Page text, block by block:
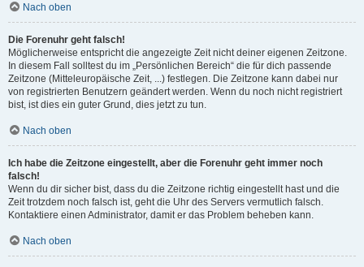
Nach oben
Die Forenuhr geht falsch!
Möglicherweise entspricht die angezeigte Zeit nicht deiner eigenen Zeitzone.
In diesem Fall solltest du im „Persönlichen Bereich“ die für dich passende
Zeitzone (Mitteleuropäische Zeit, ...) festlegen. Die Zeitzone kann dabei nur
von registrierten Benutzern geändert werden. Wenn du noch nicht registriert
bist, ist dies ein guter Grund, dies jetzt zu tun.
Nach oben
Ich habe die Zeitzone eingestellt, aber die Forenuhr geht immer noch
falsch!
Wenn du dir sicher bist, dass du die Zeitzone richtig eingestellt hast und die
Zeit trotzdem noch falsch ist, geht die Uhr des Servers vermutlich falsch.
Kontaktiere einen Administrator, damit er das Problem beheben kann.
Nach oben